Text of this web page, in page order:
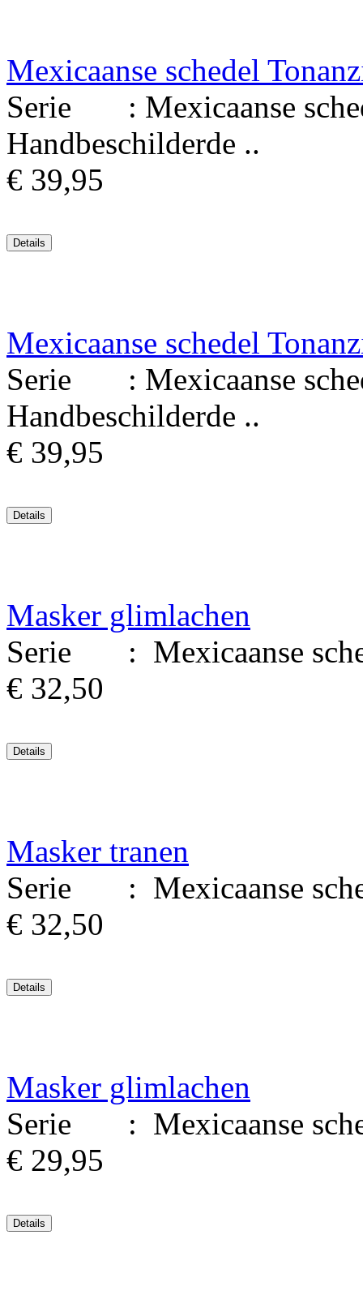
Mexicaanse schedel
Serie : Mexicaanse
Handbeschilderde ..
€ 39,95
Mexicaanse schedel
Serie : Mexicaanse
Handbeschilderde ..
€ 39,95
Masker glimlachen
Serie : Mexicaanse
€ 32,50
Masker tranen
Serie : Mexicaanse
€ 32,50
Masker glimlachen
Serie : Mexicaanse
€ 29,95